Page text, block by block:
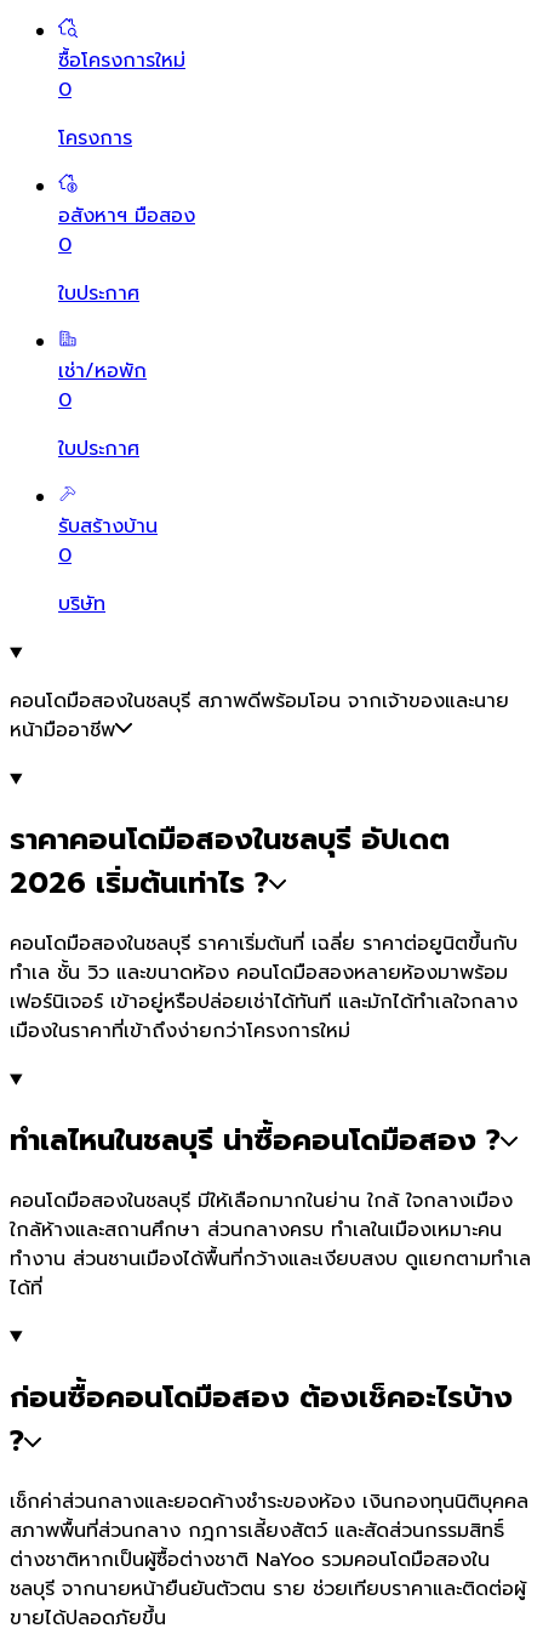
ซื้อโครงการใหม่
0
โครงการ
อสังหาฯ มือสอง
0
ใบประกาศ
เช่า/หอพัก
0
ใบประกาศ
รับสร้างบ้าน
0
บริษัท
คอนโดมือสองในชลบุรี สภาพดีพร้อมโอน จากเจ้าของและนาย
หน้ามืออาชีพ
ราคาคอนโดมือสองในชลบุรี อัปเดต
2026 เริ่มต้นเท่าไร ?
คอนโดมือสองในชลบุรี ราคาเริ่มต้นที่ เฉลี่ย ราคาต่อยูนิตขึ้นกับ
ทำเล ชั้น วิว และขนาดห้อง คอนโดมือสองหลายห้องมาพร้อม
เฟอร์นิเจอร์ เข้าอยู่หรือปล่อยเช่าได้ทันที และมักได้ทำเลใจกลาง
เมืองในราคาที่เข้าถึงง่ายกว่าโครงการใหม่
ทำเลไหนในชลบุรี น่าซื้อคอนโดมือสอง ?
คอนโดมือสองในชลบุรี มีให้เลือกมากในย่าน ใกล้ ใจกลางเมือง
ใกล้ห้างและสถานศึกษา ส่วนกลางครบ ทำเลในเมืองเหมาะคน
ทำงาน ส่วนชานเมืองได้พื้นที่กว้างและเงียบสงบ ดูแยกตามทำเล
ได้ที่
ก่อนซื้อคอนโดมือสอง ต้องเช็คอะไรบ้าง
?
เช็กค่าส่วนกลางและยอดค้างชำระของห้อง เงินกองทุนนิติบุคคล
สภาพพื้นที่ส่วนกลาง กฎการเลี้ยงสัตว์ และสัดส่วนกรรมสิทธิ์
ต่างชาติหากเป็นผู้ซื้อต่างชาติ NaYoo รวมคอนโดมือสองใน
ชลบุรี จากนายหน้ายืนยันตัวตน ราย ช่วยเทียบราคาและติดต่อผู้
ขายได้ปลอดภัยขึ้น